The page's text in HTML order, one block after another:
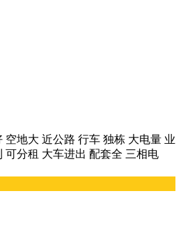
空地大 近公路 行车 独栋 大电量 业
可分租 大车进出 配套全 三相电